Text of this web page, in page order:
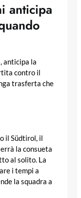
anticipa
anticipa la
contro il
trasferta che
il Südtirol, il
la consueta
al solito. La
i tempi a
la squadra a